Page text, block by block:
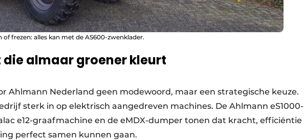
of frezen: alles kan met de AS600-zwenklader.
die almaar groener kleurt
Ahlmann Nederland geen modewoord, maar een strategische keuze.
sterk in op elektrisch aangedreven machines. De Ahlmann eS1000-
e12-graafmachine en de eMDX-dumper tonen dat kracht, efficiëntie
perfect samen kunnen gaan.